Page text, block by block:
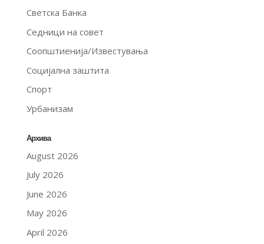
Светска Банка
Седници на совет
Соопштиенија/Известувања
Социјална заштита
Спорт
Урбанизам
Архива
August 2026
July 2026
June 2026
May 2026
April 2026